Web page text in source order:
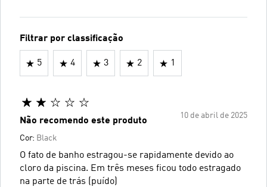
Filtrar por classificação
5 4 3 2 1
10 de abril de 2025
Não recomendo este produto
Cor: Black
O fato de banho estragou-se rapidamente devido ao
cloro da piscina. Em três meses ficou todo estragado
na parte de trás (puído)